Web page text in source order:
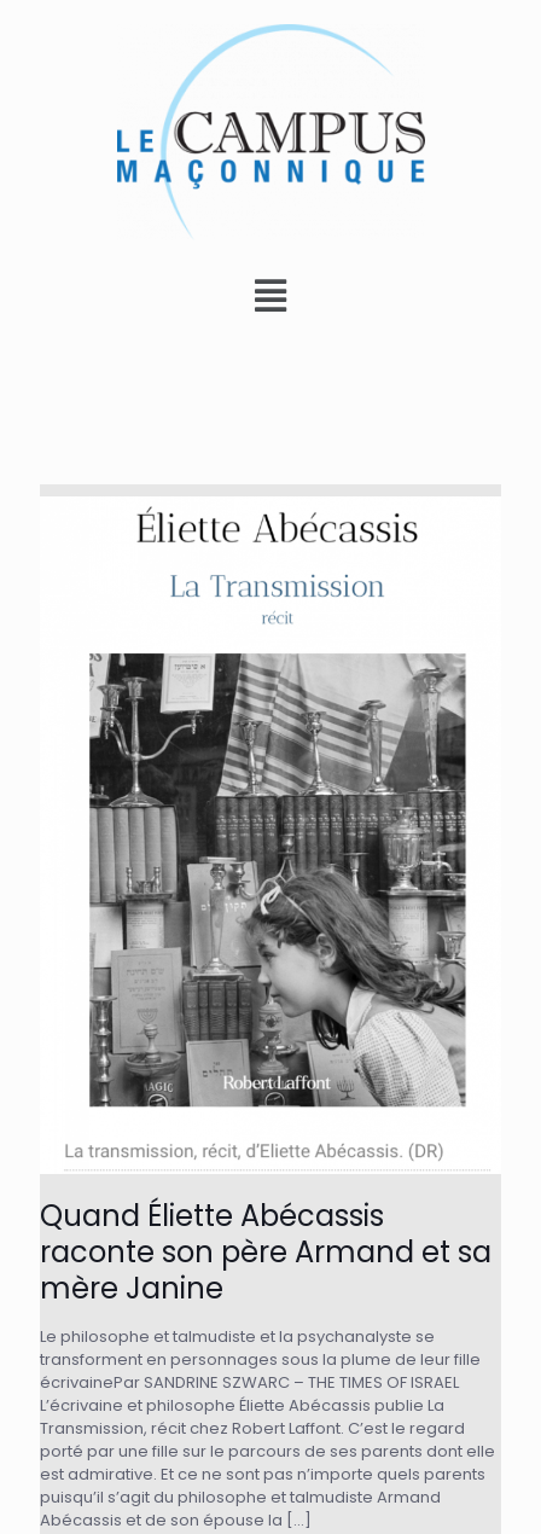
Quand Éliette Abécassis
raconte son père Armand et sa
mère Janine
Le philosophe et talmudiste et la psychanalyste se
transforment en personnages sous la plume de leur fille
écrivainePar SANDRINE SZWARC – THE TIMES OF ISRAEL
L’écrivaine et philosophe Éliette Abécassis publie La
Transmission, récit chez Robert Laffont. C’est le regard
porté par une fille sur le parcours de ses parents dont elle
est admirative. Et ce ne sont pas n’importe quels parents
puisqu’il s’agit du philosophe et talmudiste Armand
Abécassis et de son épouse la […]